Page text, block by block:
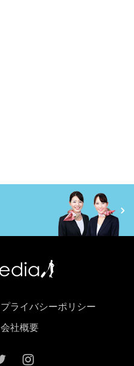
プライバシーポリシー
会社概要